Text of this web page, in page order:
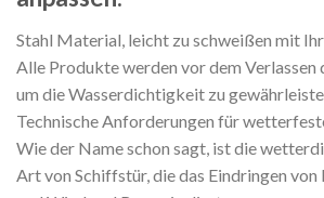
Stahl Material, leicht zu schweißen mit
Alle Produkte werden vor dem Verlassen
um die Wasserdichtigkeit zu
Technische Anforderungen für
Wie der Name schon sagt, ist die
Art von Schiffstür, die das Eindringen von